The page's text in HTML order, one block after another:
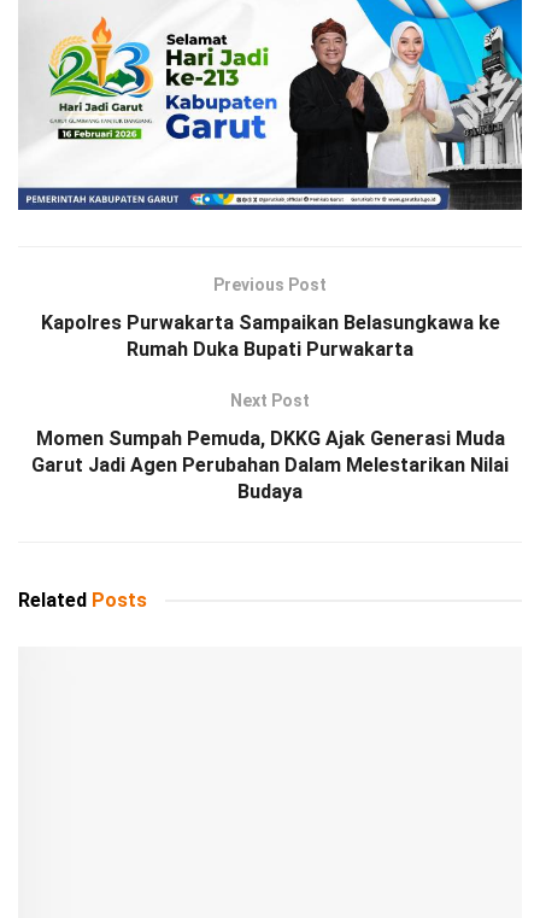
Previous Post
Kapolres Purwakarta Sampaikan Belasungkawa ke
Rumah Duka Bupati Purwakarta
Next Post
Momen Sumpah Pemuda, DKKG Ajak Generasi Muda
Garut Jadi Agen Perubahan Dalam Melestarikan Nilai
Budaya
Related Posts